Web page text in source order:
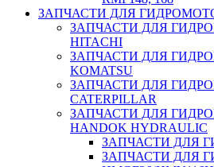
ЗАПЧАСТИ ДЛЯ
ЗАПЧАСТИ ДЛЯ
HITACHI
ЗАПЧАСТИ ДЛЯ
KOMATSU
ЗАПЧАСТИ ДЛЯ
CATERPILLAR
ЗАПЧАСТИ ДЛЯ
HANDOK HYDRAULIC
ЗАПЧАСТИ ДЛЯ
ЗАПЧАСТИ ДЛЯ